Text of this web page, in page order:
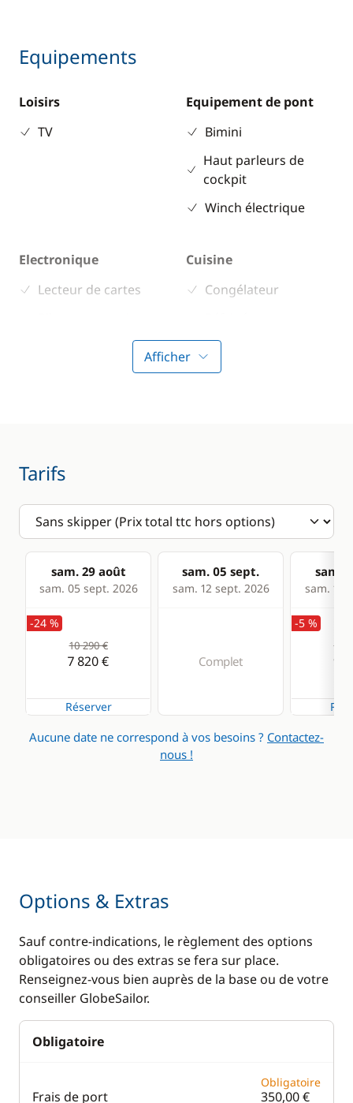
Equipements
Loisirs
TV
Equipement de pont
Bimini
Haut parleurs de
cockpit
Winch électrique
Electronique
Lecteur de cartes
Cuisine
Congélateur
Générateur
Panneaux solaires
Ventilateurs
WC électrique
Afficher
Tarifs
sam. 29 août
sam. 05 sept. 2026
sam. 05 sept.
sam. 12 sept. 2026
sam.
sam. 19
-24 %
10 290 €
7 820 €
Réserver
Complet
-5 %
10
9
Aucune date ne correspond à vos besoins ? Contactez-
nous !
Options & Extras
Sauf contre-indications, le règlement des options
obligatoires ou des extras se fera sur place.
Renseignez-vous bien auprès de la base ou de votre
conseiller GlobeSailor.
Obligatoire
Frais de port
Obligatoire
350,00 €